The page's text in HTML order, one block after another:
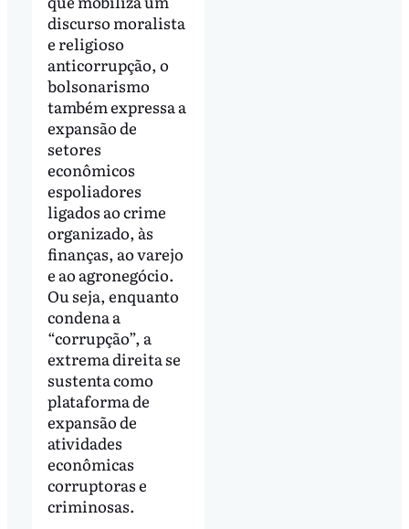
discurso moralista
e religioso
anticorrupção, o
bolsonarismo
também expressa a
expansão de
setores
econômicos
espoliadores
ligados ao crime
organizado, às
finanças, ao varejo
e ao agronegócio.
Ou seja, enquanto
condena a
“corrupção”, a
extrema direita se
sustenta como
plataforma de
expansão de
atividades
econômicas
corruptoras e
criminosas.